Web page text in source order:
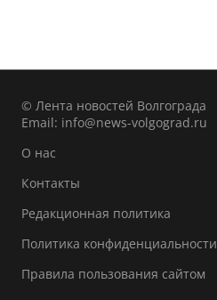
© Лента новостей Волгограда
Email: info@news-volgograd.ru
О нас
Контакты
Редакционная политика
Политика конфиденциальности
Правила пользования сайтом